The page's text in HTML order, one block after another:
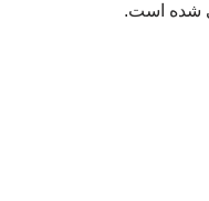
شده است.